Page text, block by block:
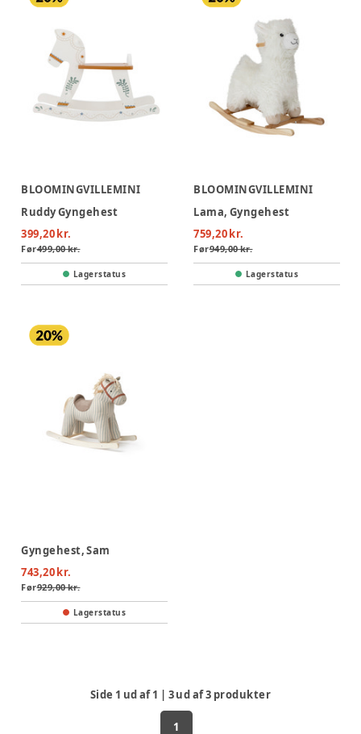
BLOOMINGVILLEMINI
Ruddy Gyngehest
399,20 kr.
Før499,00 kr.
Lagerstatus
BLOOMINGVILLEMINI
Lama, Gyngehest
759,20 kr.
Før949,00 kr.
Lagerstatus
Gyngehest, Sam
743,20 kr.
Før929,00 kr.
Lagerstatus
Side 1 ud af1 | 3ud af3 produkter
1